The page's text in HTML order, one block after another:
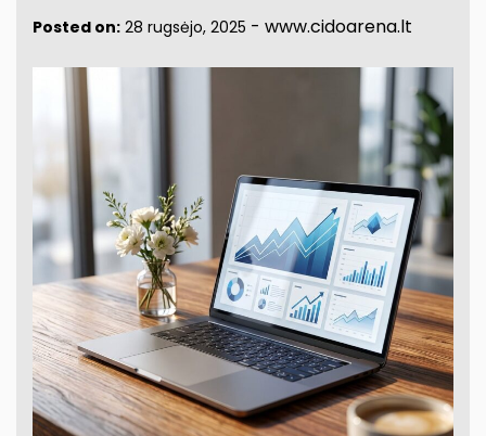
Posted on: 28 rugsėjo, 2025 - www.cidoarena.lt